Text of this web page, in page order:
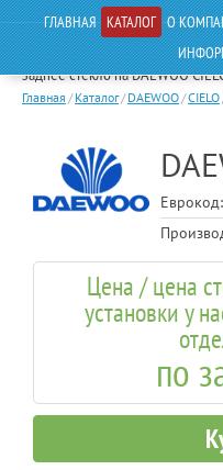
ГЛАВНАЯ КАТАЛОГ О
заднее стекло на DAEWOO
Главная / Каталог/ DAEWOO/CIELO
Еврокод:
Цена / цена
установки у
по